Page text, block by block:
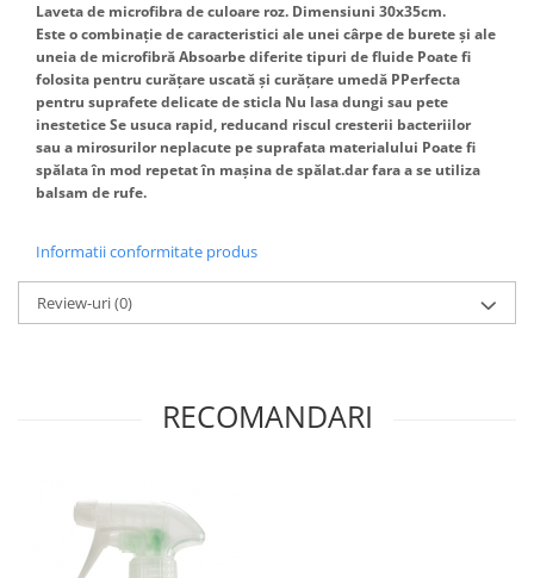
Articole si accesorii pentru haine si
produse textile
Articole menaj BACTERIA STOP
Articole menaj ECO NATURAL si
materiale reciclate
Eco logical
Fose Septice & Întreținere
Eco Confort
Eco Friendly
Curatenie & Intretinere Exterior
Solutii curatare si intretinere
Laveta de microfibra de culoare roz. Dimensiuni 30x35cm.
Este o combinație de caracteristici ale unei cârpe de burete și ale
uneia de microfibră Absoarbe diferite tipuri de fluide Poate fi
folosita pentru curățare uscată și curățare umedă PPerfecta
pentru suprafete delicate de sticla Nu lasa dungi sau pete
inestetice Se usuca rapid, reducand riscul cresterii bacteriilor
sau a mirosurilor neplacute pe suprafata materialului Poate fi
spălata în mod repetat în mașina de spălat.dar fara a se utiliza
balsam de rufe.
Informatii conformitate produs
Review-uri(0)
RECOMANDARI